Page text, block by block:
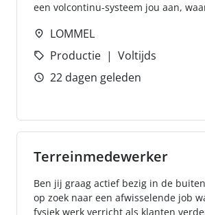
een volcontinu-systeem jou aan,
LOMMEL
Productie
Voltijds
22 dagen geleden
Terreinmedewerker
Ben jij graag actief bezig in de
op zoek naar een afwisselende job
fysiek werk verricht als klanten